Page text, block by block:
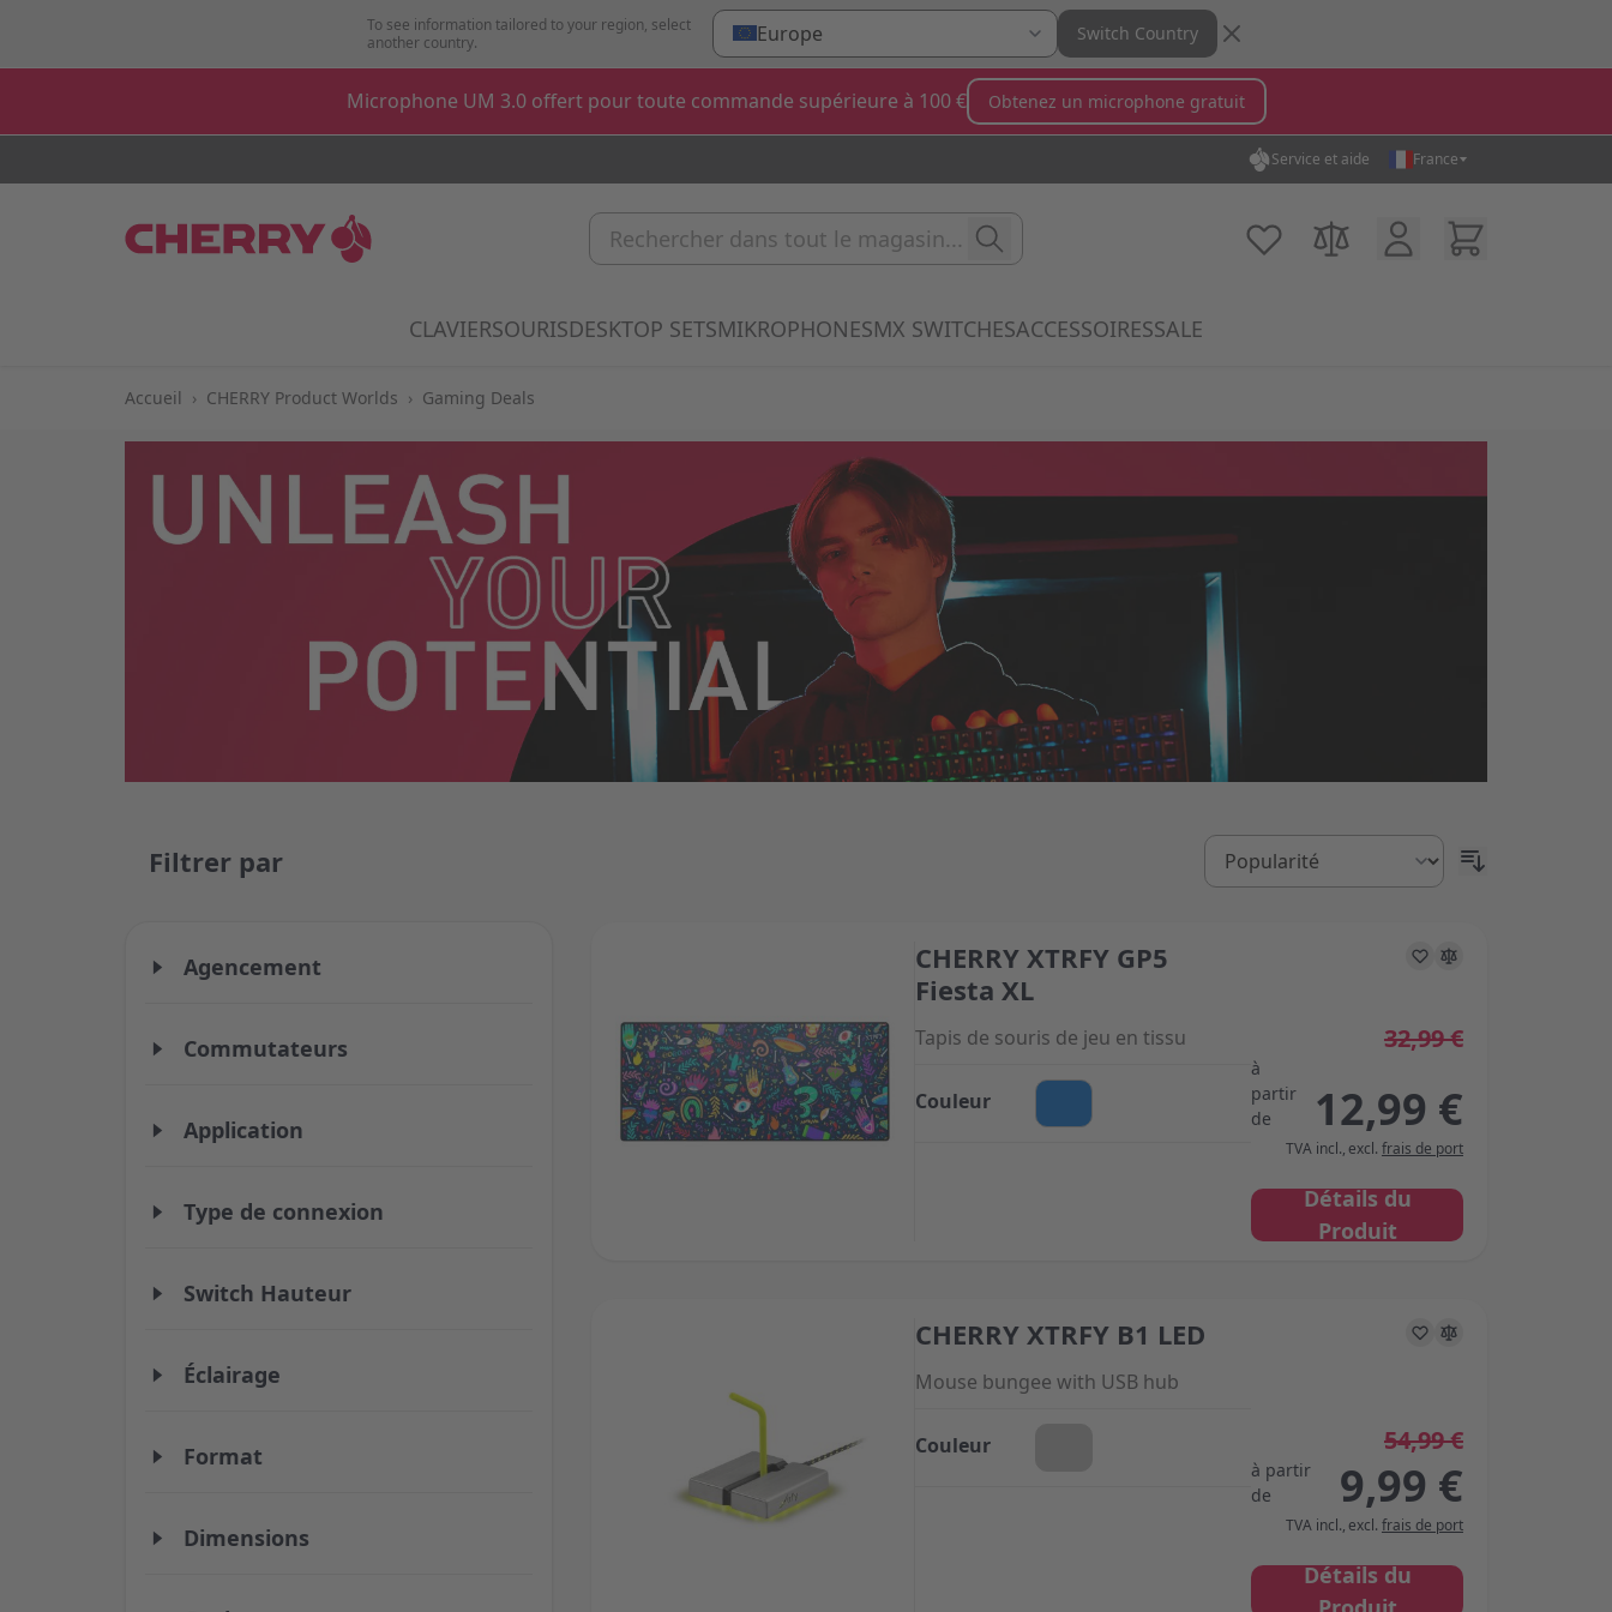
To see information tailored to your region, select
another country.
Europe Switch Country
Microphone UM 3.0 offert pour toute commande supérieure à 100 € Obtenez un microphone gratuit
Service et aide France
CLAVIERShow submenu for Clavier category
SOURISShow submenu for Souris category
DESKTOP SETSShow submenu for Desktop Sets category
MIKROPHONESShow submenu for Mikrophones category
MX SWITCHESShow submenu for MX Switches category
ACCESSOIRESShow submenu for Accessoires category
SALE
Compte Client
Cart
Rechercher dans tout le magasin...
Accueil › CHERRY Product Worlds › Gaming Deals
Filtrer par
Agencement
Commutateurs
Application
Type de connexion
Switch Hauteur
Éclairage
Format
Dimensions
Couleur
Tapis de souris de jeu en tissu
The price depends on the options chosen on the product page
CHERRY XTRFY GP5
Fiesta XL
32,99 €
à
partir
de
12,99 €
TVA incl., excl. frais de port
Détails du
Produit
Couleur
Mouse bungee with USB hub
The price depends on the options chosen on the product page
CHERRY XTRFY B1 LED
54,99 €
à partir
de
9,99 €
TVA incl., excl. frais de port
Détails du